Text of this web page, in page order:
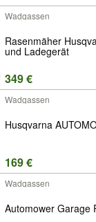
Wadgassen
Rasenmäher
und Ladegerät
349 €
Wadgassen
Husqvarna
169 €
Wadgassen
Automower Garage